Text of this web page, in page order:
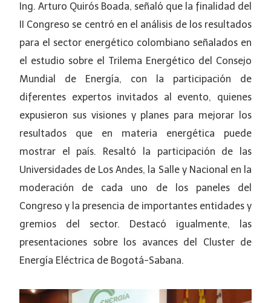
Ing. Arturo Quirós Boada, señaló que la finalidad del
II Congreso se centró en el análisis de los resultados
para el sector energético colombiano señalados en
el estudio sobre el Trilema Energético del Consejo
Mundial de Energía, con la participación de
diferentes expertos invitados al evento, quienes
expusieron sus visiones y planes para mejorar los
resultados que en materia energética puede
mostrar el país. Resaltó la participación de las
Universidades de Los Andes, la Salle y Nacional en la
moderación de cada uno de los paneles del
Congreso y la presencia de importantes entidades y
gremios del sector. Destacó igualmente, las
presentaciones sobre los avances del Cluster de
Energía Eléctrica de Bogotá-Sabana.